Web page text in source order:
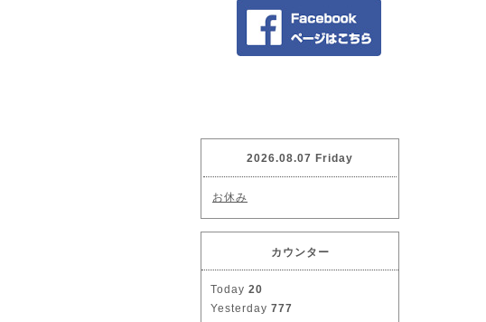
2026.08.07 Friday
お休み
カウンター
Today 20
Yesterday 777